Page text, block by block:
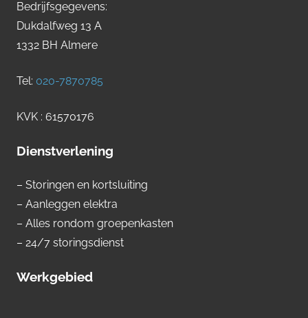
Bedrijfsgegevens:
Dukdalfweg 13 A
1332 BH Almere
Tel: 020-7870785
KVK : 61570176
Dienstverlening
– Storingen en kortsluiting
– Aanleggen elektra
– Alles rondom groepenkasten
– 24/7 storingsdienst
Werkgebied